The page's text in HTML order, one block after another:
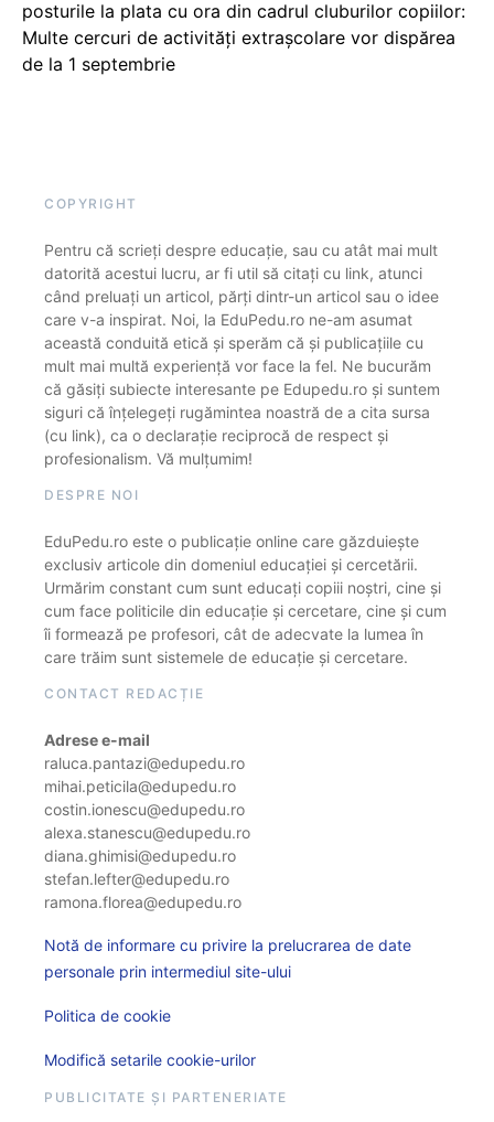
posturile la plata cu ora din cadrul cluburilor copiilor:
Multe cercuri de activități extrașcolare vor dispărea
de la 1 septembrie
COPYRIGHT
Pentru că scrieți despre educație, sau cu atât mai mult
datorită acestui lucru, ar fi util să citați cu link, atunci
când preluați un articol, părți dintr-un articol sau o idee
care v-a inspirat. Noi, la EduPedu.ro ne-am asumat
această conduită etică și sperăm că și publicațiile cu
mult mai multă experiență vor face la fel. Ne bucurăm
că găsiți subiecte interesante pe Edupedu.ro și suntem
siguri că înțelegeți rugămintea noastră de a cita sursa
(cu link), ca o declarație reciprocă de respect și
profesionalism. Vă mulțumim!
DESPRE NOI
EduPedu.ro este o publicație online care găzduiește
exclusiv articole din domeniul educației și cercetării.
Urmărim constant cum sunt educați copiii noștri, cine și
cum face politicile din educație și cercetare, cine și cum
îi formează pe profesori, cât de adecvate la lumea în
care trăim sunt sistemele de educație și cercetare.
CONTACT REDACȚIE
Adrese e-mail
raluca.pantazi@edupedu.ro
mihai.peticila@edupedu.ro
costin.ionescu@edupedu.ro
alexa.stanescu@edupedu.ro
diana.ghimisi@edupedu.ro
stefan.lefter@edupedu.ro
ramona.florea@edupedu.ro
Notă de informare cu privire la prelucrarea de date
personale prin intermediul site-ului
Politica de cookie
Modifică setarile cookie-urilor
PUBLICITATE ȘI PARTENERIATE